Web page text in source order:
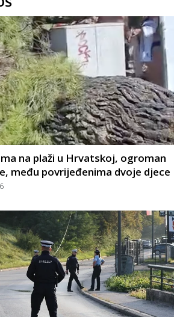
na plaži u Hrvatskoj, ogroman
među povrijeđenima dvoje djece